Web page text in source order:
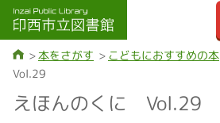
本をさがす こどもにおすすめの本
Vol.29
えほんのくに Vol.29